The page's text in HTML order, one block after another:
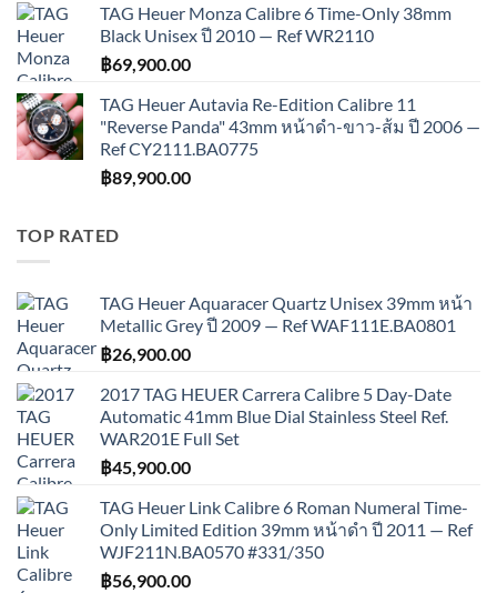
TAG Heuer Monza Calibre 6 Time-Only 38mm
Black Unisex ปี 2010 — Ref WR2110
฿69,900.00
TAG Heuer Autavia Re-Edition Calibre 11
"Reverse Panda" 43mm หน้าดำ-ขาว-ส้ม ปี 2006 —
Ref CY2111.BA0775
฿89,900.00
TOP RATED
TAG Heuer Aquaracer Quartz Unisex 39mm หน้า
Metallic Grey ปี 2009 — Ref WAF111E.BA0801
฿26,900.00
2017 TAG HEUER Carrera Calibre 5 Day-Date
Automatic 41mm Blue Dial Stainless Steel Ref.
WAR201E Full Set
฿45,900.00
TAG Heuer Link Calibre 6 Roman Numeral Time-
Only Limited Edition 39mm หน้าดำ ปี 2011 — Ref
WJF211N.BA0570 #331/350
฿56,900.00